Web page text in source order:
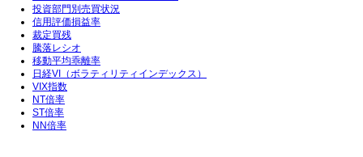
投資部門別売買状況
信用評価損益率
裁定買残
騰落レシオ
移動平均乖離率
日経VI（ボラティリティインデックス）
VIX指数
NT倍率
ST倍率
NN倍率